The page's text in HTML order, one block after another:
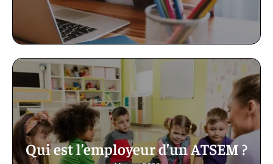
Qui est l’employeur d’un ATSEM ?